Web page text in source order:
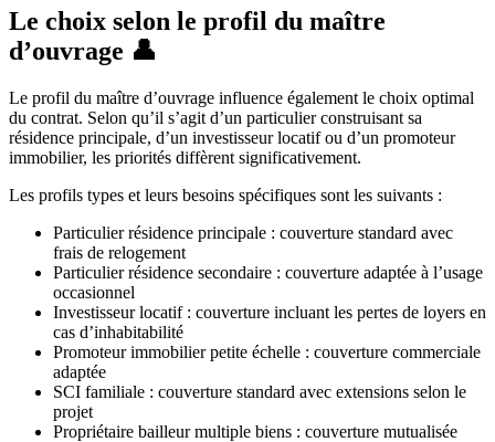
Le choix selon le profil du maître
d’ouvrage 👤
Le profil du maître d’ouvrage influence également le choix optimal
du contrat. Selon qu’il s’agit d’un particulier construisant sa
résidence principale, d’un investisseur locatif ou d’un promoteur
immobilier, les priorités diffèrent significativement.
Les profils types et leurs besoins spécifiques sont les suivants :
Particulier résidence principale : couverture standard avec
frais de relogement
Particulier résidence secondaire : couverture adaptée à l’usage
occasionnel
Investisseur locatif : couverture incluant les pertes de loyers en
cas d’inhabitabilité
Promoteur immobilier petite échelle : couverture commerciale
adaptée
SCI familiale : couverture standard avec extensions selon le
projet
Propriétaire bailleur multiple biens : couverture mutualisée